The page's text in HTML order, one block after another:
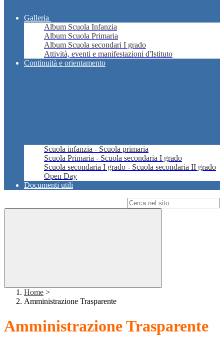
Galleria
Album Scuola Infanzia
Album Scuola Primaria
Album Scuola secondari I grado
Attività, eventi e manifestazioni d'Istituto
Continuità e orientamento
Scuola infanzia - Scuola primaria
Scuola Primaria - Scuola secondaria I grado
Scuola secondaria I grado - Scuola secondaria II grado
Open Day
Documenti utili
Home >
Amministrazione Trasparente
Amministrazione Trasparente